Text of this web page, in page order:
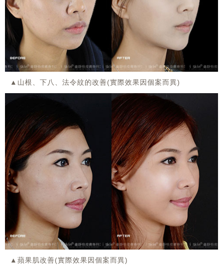
▲山根、下八、法令紋的改善(實際效果因個案而異)
▲蘋果肌改善(實際效果因個案而異)